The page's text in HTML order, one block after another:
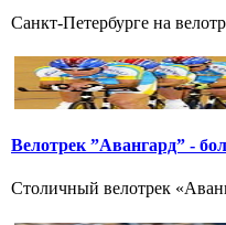
Санкт-Петербурге на
Велотрек ”Авангард” -
Столичный велотрек